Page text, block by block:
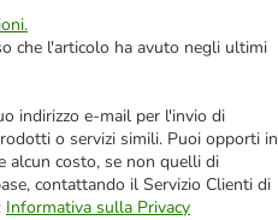
che l'articolo ha avuto negli ultimi
indirizzo e-mail per l'invio di
o servizi simili. Puoi opporti in
alcun costo, se non quelli di
contattando il Servizio Clienti di
Informativa sulla Privacy